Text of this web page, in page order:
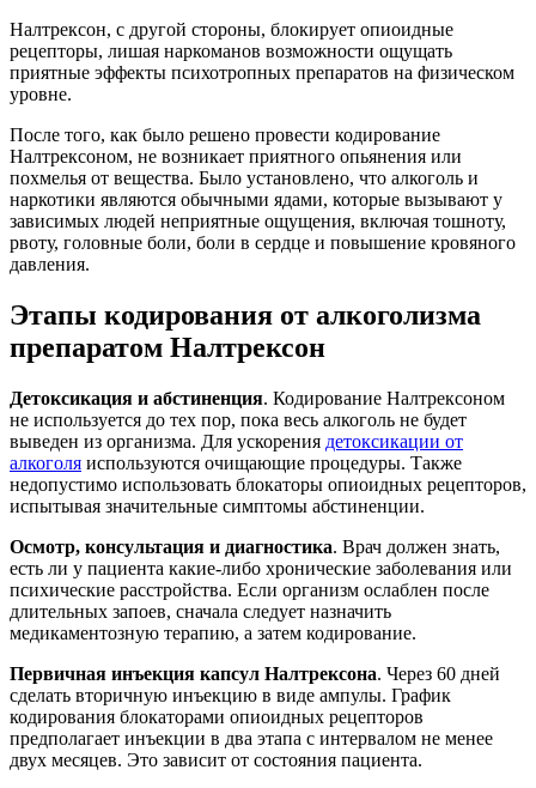
Налтрексон, с другой стороны, блокирует опиоидные
рецепторы, лишая наркоманов возможности ощущать
приятные эффекты психотропных препаратов на физическом
уровне.
После того, как было решено провести кодирование
Налтрексоном, не возникает приятного опьянения или
похмелья от вещества. Было установлено, что алкоголь и
наркотики являются обычными ядами, которые вызывают у
зависимых людей неприятные ощущения, включая тошноту,
рвоту, головные боли, боли в сердце и повышение кровяного
давления.
Этапы кодирования от алкоголизма
препаратом Налтрексон
Детоксикация и абстиненция. Кодирование Налтрексоном
не используется до тех пор, пока весь алкоголь не будет
выведен из организма. Для ускорения детоксикации от
алкоголя используются очищающие процедуры. Также
недопустимо использовать блокаторы опиоидных рецепторов,
испытывая значительные симптомы абстиненции.
Осмотр, консультация и диагностика. Врач должен знать,
есть ли у пациента какие-либо хронические заболевания или
психические расстройства. Если организм ослаблен после
длительных запоев, сначала следует назначить
медикаментозную терапию, а затем кодирование.
Первичная инъекция капсул Налтрексона. Через 60 дней
сделать вторичную инъекцию в виде ампулы. График
кодирования блокаторами опиоидных рецепторов
предполагает инъекции в два этапа с интервалом не менее
двух месяцев. Это зависит от состояния пациента.